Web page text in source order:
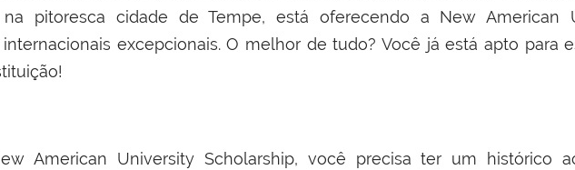
na pitoresca cidade de Tempe, está oferecendo a New American
excepcionais. O melhor de tudo? Você já está apto para
American University Scholarship, você precisa ter um histórico